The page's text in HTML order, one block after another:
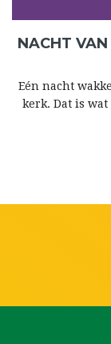
NACHT
Eén nacht
kerk. Dat is